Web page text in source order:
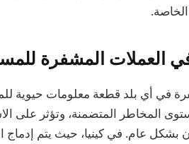
العملات المشفرة
في أي بلد قطعة معلومات حيوية
المخاطر المتضمنة، وتؤثر على
بشكل عام. في كينيا، حيث يتم إدماج